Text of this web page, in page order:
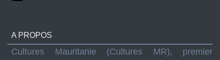
A PROPOS
Cultures Mauritanie (Cultures MR), premier